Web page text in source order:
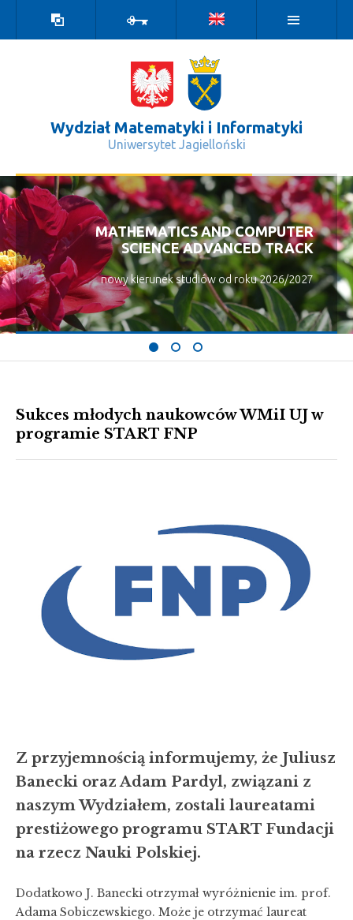
kontrastowa
Wydział Matematyki i Informatyki
Uniwersytet Jagielloński
Aktualności - Wydział Matematyki
MATHEMATICS AND COMPUTER
SCIENCE ADVANCED TRACK
nowy kierunek studiów od roku 2026/2027
Sukces młodych naukowców WMiI UJ w
programie START FNP
Z przyjemnością informujemy, że Juliusz
Banecki oraz Adam Pardyl, związani z
naszym Wydziałem, zostali laureatami
prestiżowego programu START Fundacji
na rzecz Nauki Polskiej.
Dodatkowo J. Banecki otrzymał wyróżnienie im. prof.
Adama Sobiczewskiego. Może je otrzymać laureat